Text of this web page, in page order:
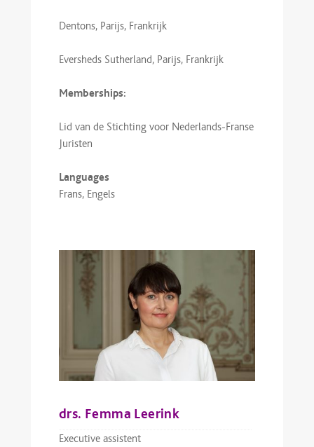
Dentons, Parijs, Frankrijk
Eversheds Sutherland, Parijs, Frankrijk
Memberships:
Lid van de Stichting voor Nederlands-Franse
Juristen
Languages
Frans, Engels
drs. Femma Leerink
Executive assistent